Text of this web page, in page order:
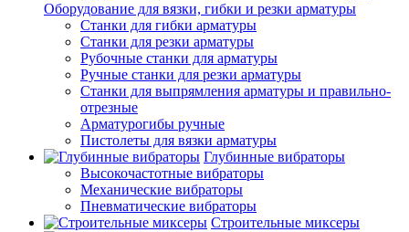
Оборудование для вязки, гибки и резки арматуры
Станки для гибки арматуры
Станки для резки арматуры
Рубочные станки для арматуры
Ручные станки для резки арматуры
Станки для выпрямления арматуры и правильно-
отрезные
Арматурогибы ручные
Пистолеты для вязки арматуры
Глубинные вибраторы
Высокочастотные вибраторы
Механические вибраторы
Пневматические вибраторы
Строительные миксеры